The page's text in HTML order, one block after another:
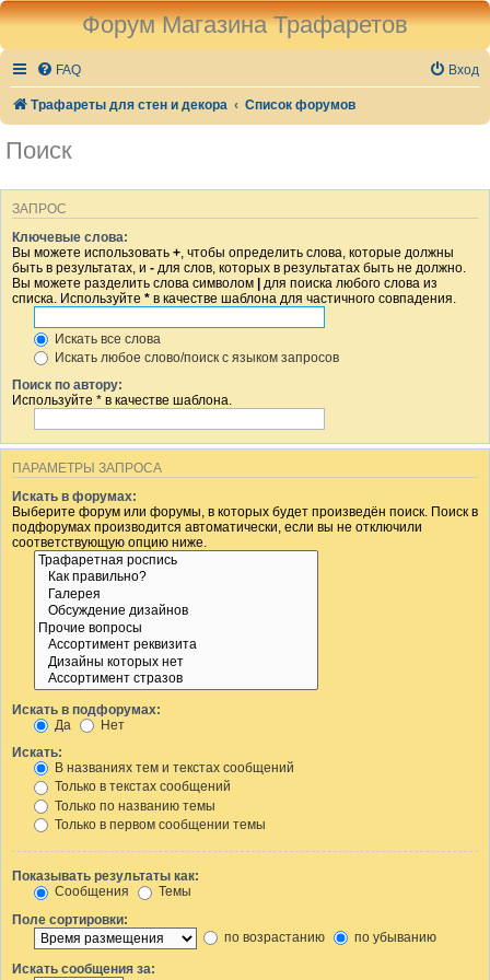
Форум Магазина Трафаретов
FAQ Вход
Трафареты для стен и декора Список форумов
Поиск
ЗАПРОС
Ключевые слова:
Вы можете использовать + , чтобы определить слова, которые должны
быть в результатах, и - для слов, которых в результатах быть не должно.
Вы можете разделить слова символом | для поиска любого слова из
списка. Используйте * в качестве шаблона для частичного совпадения.
Искать все слова
Искать любое слово/поиск с языком запросов
Поиск по автору:
Используйте * в качестве шаблона.
ПАРАМЕТРЫ ЗАПРОСА
Искать в форумах:
Выберите форум или форумы, в которых будет произведён поиск. Поиск в
подфорумах производится автоматически, если вы не отключили
соответствующую опцию ниже.
Искать в подфорумах:
Да
Нет
Искать:
В названиях тем и текстах сообщений
Только в текстах сообщений
Только по названию темы
Только в первом сообщении темы
Показывать результаты как:
Сообщения
Темы
Поле сортировки:
по возрастанию
по убыванию
Искать сообщения за: